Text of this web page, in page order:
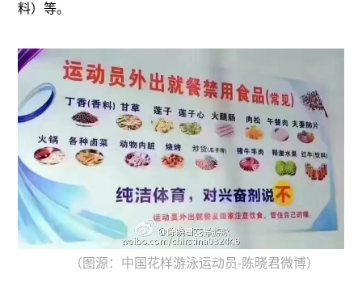
料）等。
（图源：中国花样游泳运动员-陈晓君微博）